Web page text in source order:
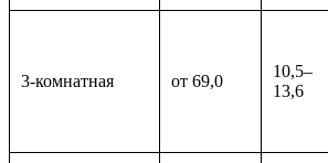
3-комнатная от 69,0
10,5–
13,6